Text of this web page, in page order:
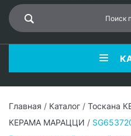
Главная / Каталог / Тоскана
КЕРАМА МАРАЦЦИ /